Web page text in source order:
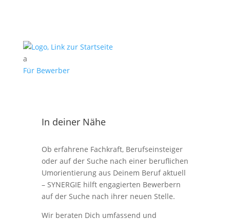
a
Für Bewerber
In deiner Nähe
Ob erfahrene Fachkraft, Berufseinsteiger
oder auf der Suche nach einer beruflichen
Umorientierung aus Deinem Beruf aktuell
– SYNERGIE hilft engagierten Bewerbern
auf der Suche nach ihrer neuen Stelle.
Wir beraten Dich umfassend und